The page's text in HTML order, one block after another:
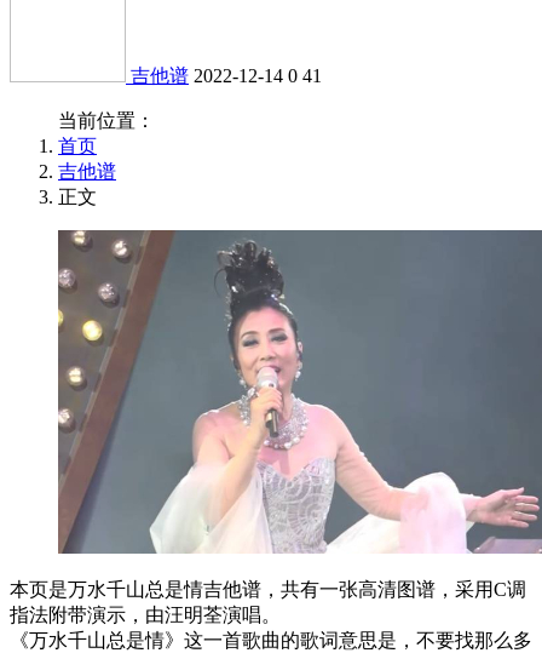
吉他谱 2022-12-14 0 41
当前位置：
首页
吉他谱
正文
本页是万水千山总是情吉他谱，共有一张高清图谱，采用C调
指法附带演示，由汪明荃演唱。
《万水千山总是情》这一首歌曲的歌词意思是，不要找那么多